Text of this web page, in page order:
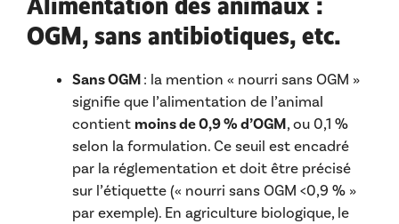
OGM, sans antibiotiques, etc.
Sans OGM : la mention « nourri sans OGM »
signifie que l’alimentation de l’animal
contient moins de 0,9 % d’OGM, ou 0,1 %
selon la formulation. Ce seuil est encadré
par la réglementation et doit être précisé
sur l’étiquette (« nourri sans OGM <0,9 % »
par exemple). En agriculture biologique, le